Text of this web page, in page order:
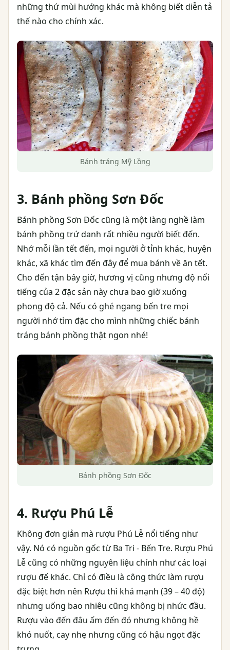
những thứ mùi hướng khác mà không biết diễn tả
thế nào cho chính xác.
Bánh tráng Mỹ Lồng
3. Bánh phồng Sơn Đốc
Bánh phồng Sơn Đốc cũng là một làng nghề làm
bánh phồng trứ danh rất nhiều người biết đến.
Nhớ mỗi lần tết đến, mọi người ở tỉnh khác, huyện
khác, xã khác tìm đến đây để mua bánh về ăn tết.
Cho đến tận bây giờ, hương vị cũng nhưng độ nổi
tiếng của 2 đặc sản này chưa bao giờ xuống
phong độ cả. Nếu có ghé ngang bến tre mọi
người nhớ tìm đặc cho mình những chiếc bánh
tráng bánh phồng thật ngon nhé!
Bánh phồng Sơn Đốc
4. Rượu Phú Lễ
Không đơn giản mà rượu Phú Lễ nổi tiếng như
vậy. Nó có nguồn gốc từ Ba Tri - Bến Tre. Rượu Phú
Lễ cũng có những nguyên liệu chính như các loại
rượu đế khác. Chỉ có điều là công thức làm rượu
đặc biệt hơn nên Rượu thì khá mạnh (39 – 40 độ)
nhưng uống bao nhiêu cũng không bị nhức đầu.
Rượu vào đến đâu ấm đến đó nhưng không hề
khó nuốt, cay nhẹ nhưng cũng có hậu ngọt đặc